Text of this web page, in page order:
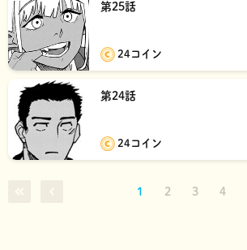
第25話
24コイン
第24話
24コイン
1 2 3 4